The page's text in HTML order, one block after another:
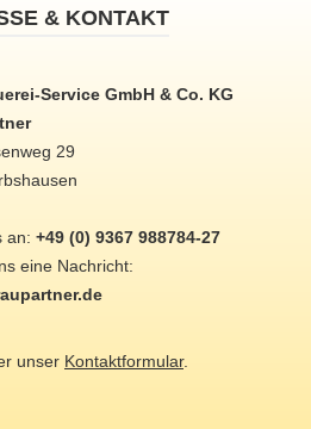
& KONTAKT
Service GmbH & Co. KG
29
an: +49 (0) 9367 988784-27
eine Nachricht:
unser Kontaktformular.